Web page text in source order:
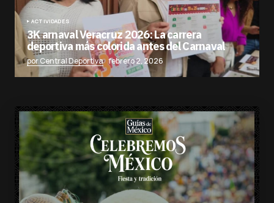
ACTIVIDADES
3K arnaval Veracruz 2026: La carrera
deportiva más colorida antes del Carnaval
por Central Deportiva febrero 2, 2026